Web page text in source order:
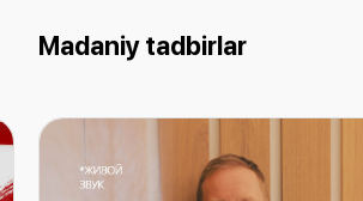
Madaniy tadbirlar